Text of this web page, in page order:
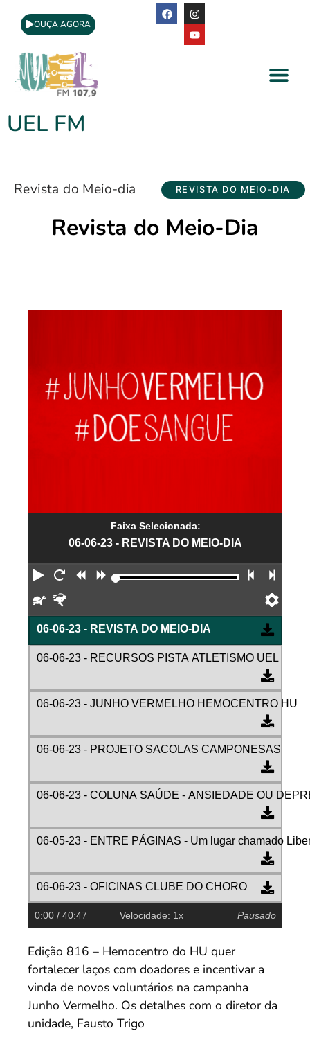
OUÇA AGORA
UEL FM
Revista do Meio-dia REVISTA DO MEIO-DIA
Revista do Meio-Dia
Faixa Selecionada:
06-06-23 - REVISTA DO MEIO-DIA
Reproduzir
Reiniciar
Retroceder
Avançar Faixa
Devagar
06-06-23 - REVISTA DO MEIO-DIA
06-06-23 - RECURSOS PISTA ATLETISMO UEL
06-06-23 - JUNHO VERMELHO HEMOCENTRO HU
06-06-23 - PROJETO SACOLAS CAMPONESAS
06-06-23 - COLUNA SAÚDE - ANSIEDADE OU
06-05-23 - ENTRE PÁGINAS - Um lugar chamado
06-06-23 - OFICINAS CLUBE DO CHORO
0:00 / 40:47 Velocidade: 1x Pausado
Edição 816 – Hemocentro do HU quer
fortalecer laços com doadores e incentivar a
vinda de novos voluntários na campanha
Junho Vermelho. Os detalhes com o diretor da
unidade, Fausto Trigo